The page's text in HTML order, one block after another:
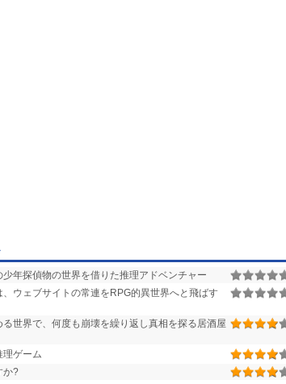
少年探偵物の世界を借りた推理アドベンチャー
ウェブサイトの常連をRPG的異世界へと飛ばす
世界で、何度も崩壊を繰り返し真相を探る居酒屋
理ゲーム
か?